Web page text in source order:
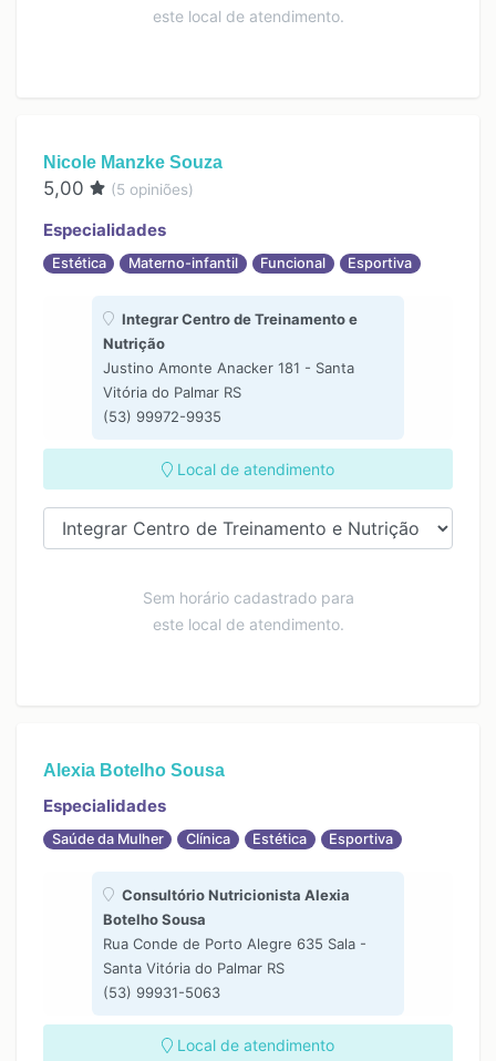
este local de atendimento.
Nicole Manzke Souza
5,00 (5 opiniões)
Especialidades
Estética Materno-infantil Funcional Esportiva
Integrar Centro de Treinamento e
Nutrição
Justino Amonte Anacker 181 - Santa
Vitória do Palmar RS
(53) 99972-9935
Local de atendimento
Sem horário cadastrado para
este local de atendimento.
Alexia Botelho Sousa
Especialidades
Saúde da Mulher Clínica Estética Esportiva
Consultório Nutricionista Alexia
Botelho Sousa
Rua Conde de Porto Alegre 635 Sala -
Santa Vitória do Palmar RS
(53) 99931-5063
Local de atendimento